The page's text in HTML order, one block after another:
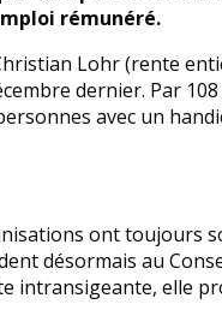
rémunéré.
Lohr (rente
dernier. Par
avec un
ont toujours
désormais au
intransigeante, elle